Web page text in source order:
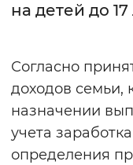
Монохромный
на детей до
Согласно
доходов семьи,
назначении
учета
определения